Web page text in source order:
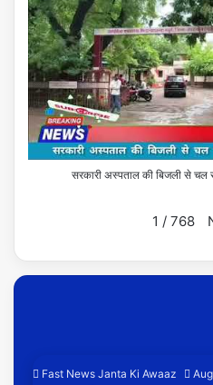
सरकारी अस्पताल की बिजली से चल
1 / 768
Fast News Janta Ki Awaaz